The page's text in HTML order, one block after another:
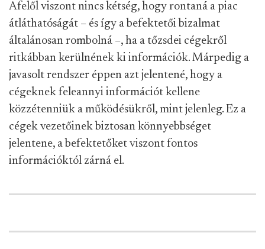
Afelől viszont nincs kétség, hogy rontaná a piac
átláthatóságát – és így a befektetői bizalmat
általánosan rombolná –, ha a tőzsdei cégekről
ritkábban kerülnének ki információk. Márpedig a
javasolt rendszer éppen azt jelentené, hogy a
cégeknek feleannyi információt kellene
közzétenniük a működésükről, mint jelenleg. Ez a
cégek vezetőinek biztosan könnyebbséget
jelentene, a befektetőket viszont fontos
információktól zárná el.